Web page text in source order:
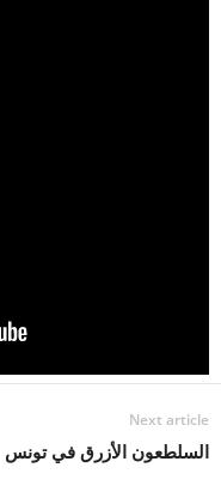
Next article
السلطعون الأزرق في تونس